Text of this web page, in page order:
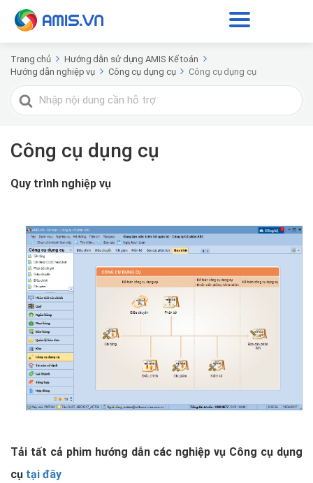
Trang chủ
Hướng dẫn sử dụng AMIS Kế toán
Hướng dẫn nghiệp vụ
Công cụ dụng cụ Công cụ dụng cụ
Tìm
kiếm
Công cụ dụng cụ
Quy trình nghiệp vụ
Tải tất cả phim hướng dẫn các nghiệp vụ Công cụ dụng
cụ tại đây